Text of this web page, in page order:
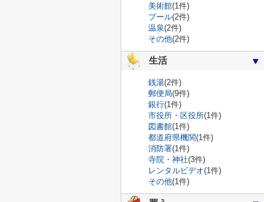
美術館(1件)
プール(2件)
温泉(2件)
その他(2件)
生活
銭湯(2件)
郵便局(9件)
銀行(1件)
市役所・区役所(1件)
図書館(1件)
都道府県機関(1件)
消防署(1件)
寺院・神社(3件)
レンタルビデオ(1件)
その他(1件)